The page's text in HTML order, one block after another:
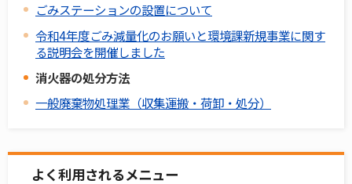
ごみステーションの設置について
令和4年度ごみ減量化のお願いと環境課新規事業に関す
る説明会を開催しました
消火器の処分方法
一般廃棄物処理業（収集運搬・荷卸・処分）
よく利用されるメニュー